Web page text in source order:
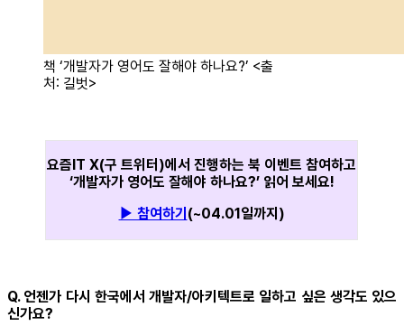
책 ‘개발자가 영어도 잘해야 하나요?’ <출
처: 길벗>
요즘IT X(구 트위터)에서 진행하는 북 이벤트 참여하고
‘개발자가 영어도 잘해야 하나요?’ 읽어 보세요!
▶ 참여하기 (~04.01일까지)
Q. 언젠가 다시 한국에서 개발자/아키텍트로 일하고 싶은 생각도 있으
신가요?